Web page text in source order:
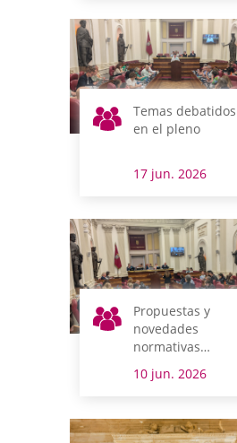
Temas debatidos
en el pleno
17 jun. 2026
Propuestas y
novedades
normativas
plenaria
10 jun. 2026